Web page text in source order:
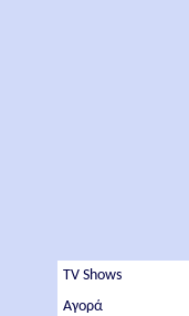
TV Shows
Αγορά